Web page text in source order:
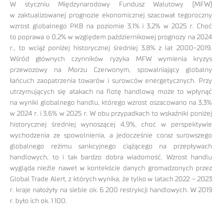
W styczniu Międzynarodowy Fundusz Walutowy (MFW)
w zaktualizowanej prognozie ekonomicznej szacował tegoroczny
wzrost globalnego PKB na poziomie 3,1% i 3,2% w 2025 r. Choć
to poprawa o 0,2% w względem październikowej prognozy na 2024
r., to wciąż poniżej historycznej średniej 3,8% z lat 2000-2019.
Wśród głównych czynników ryzyka MFW wymienia kryzys
przewozowy na Morzu Czerwonym, spowalniający globalny
łańcuch zaopatrzenia towarów i surowców energetycznych. Przy
utrzymujących się atakach na flotę handlową może to wpłynąć
na wyniki globalnego handlu, którego wzrost oszacowano na 3,3%
w 2024 r. i 3,6% w 2025 r. W obu przypadkach to wskaźniki poniżej
historycznej średniej wynoszącej 4,9%, choć w perspektywie
wychodzenia ze spowolnienia, a jedocześnie coraz surowszego
globalnego reżimu sankcyjnego ciążącego na przepływach
handlowych, to i tak bardzo dobra wiadomość. Wzrost handlu
wygląda nieźle nawet w kontekście danych gromadzonych przez
Global Trade Alert, z których wynika, że tylko w latach 2022 – 2023
r. kraje nałożyły na siebie ok. 6 200 restrykcji handlowych. W 2019
r. było ich ok. 1 100.